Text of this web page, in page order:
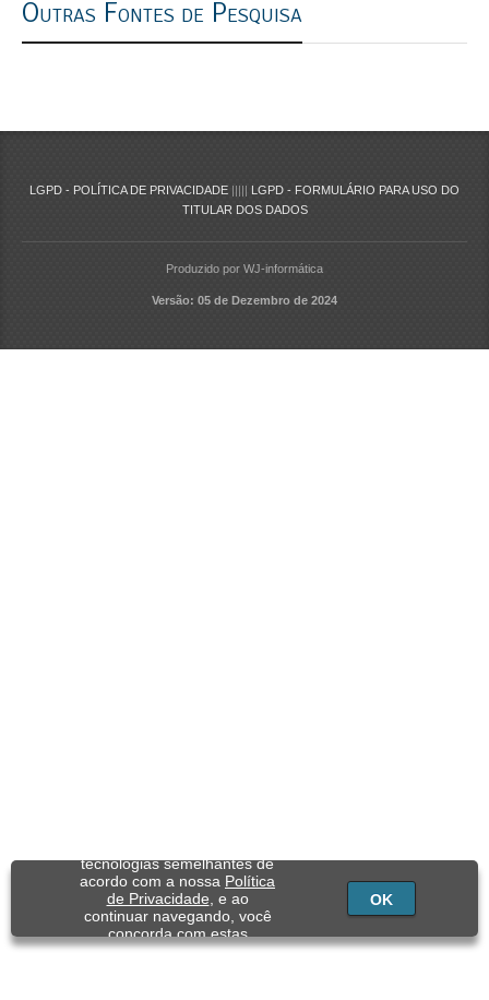
tecnologias semelhantes de
acordo com a nossa Política
de Privacidade , e ao
continuar navegando, você
concorda com estas
condições.
OK
Outras Fontes de Pesquisa
LGPD - POLÍTICA DE PRIVACIDADE ||||| LGPD - FORMULÁRIO PARA USO DO
TITULAR DOS DADOS
Produzido por WJ-informática
Versão: 05 de Dezembro de 2024